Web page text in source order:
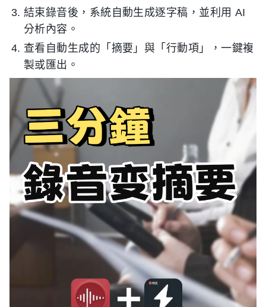
結束錄音後，系統自動生成逐字稿，並利用 AI
分析內容。
查看自動生成的「摘要」與「行動項」，一鍵複
製或匯出。